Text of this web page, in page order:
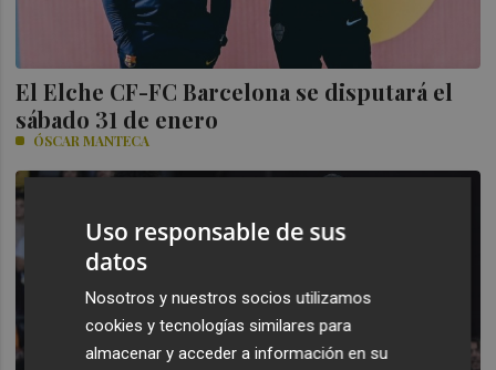
El Elche CF-FC Barcelona se disputará el
sábado 31 de enero
ÓSCAR MANTECA
Uso responsable de sus
datos
Nosotros y nuestros socios utilizamos
cookies y tecnologías similares para
almacenar y acceder a información en su